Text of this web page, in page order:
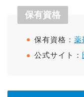
保有資格
保有資格： 薬
公式サイト：